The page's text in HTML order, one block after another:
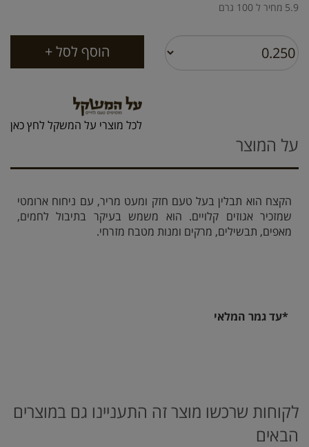
5.9 מחיר ל 100 גרם
לכל מוצרי על המשקל לחץ כאן
על המוצר
הקצח הוא תבלין בעל טעם חזק ומעט מריר, עם ניחוח ארומטי
שמזכיר אגוזים קלויים. הוא משמש בעיקר בתיבול לחמים,
מאפים, תבשילים, מרקים ומנות מטבח מזרחי.
*עד גמר המלאי
לקוחות שרכשו מוצר זה התעניינו גם במוצרים
הבאים